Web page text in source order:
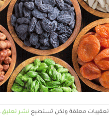
تعقيبات معلقة ولكن تستطيع نشر تعليق.